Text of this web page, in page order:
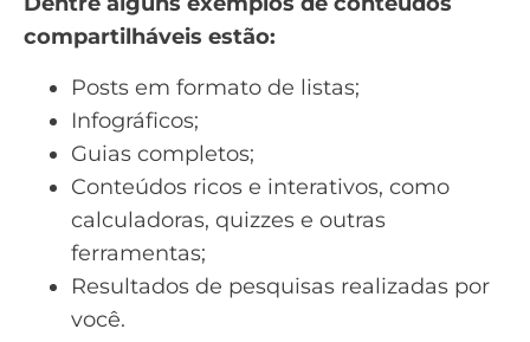
compartilháveis estão:
Posts em formato de listas;
Infográficos;
Guias completos;
Conteúdos ricos e interativos, como
calculadoras, quizzes e outras
ferramentas;
Resultados de pesquisas realizadas por
você.